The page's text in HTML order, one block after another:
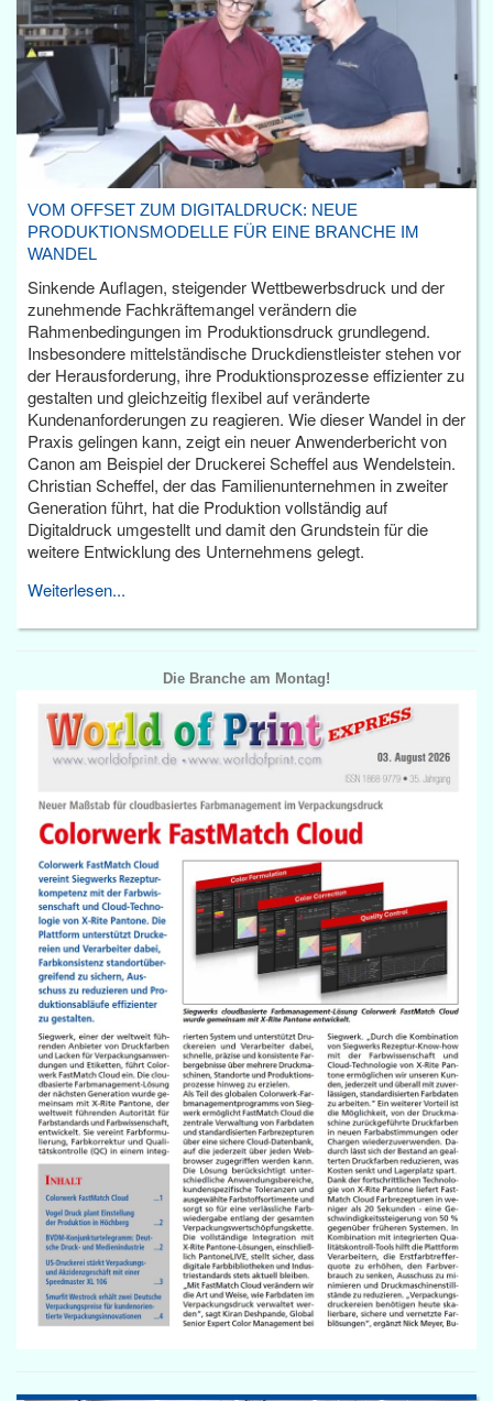
VOM OFFSET ZUM DIGITALDRUCK: NEUE
PRODUKTIONSMODELLE FÜR EINE BRANCHE IM
WANDEL
Sinkende Auflagen, steigender Wettbewerbsdruck und der
zunehmende Fachkräftemangel verändern die
Rahmenbedingungen im Produktionsdruck grundlegend.
Insbesondere mittelständische Druckdienstleister stehen vor
der Herausforderung, ihre Produktionsprozesse effizienter zu
gestalten und gleichzeitig flexibel auf veränderte
Kundenanforderungen zu reagieren. Wie dieser Wandel in der
Praxis gelingen kann, zeigt ein neuer Anwenderbericht von
Canon am Beispiel der Druckerei Scheffel aus Wendelstein.
Christian Scheffel, der das Familienunternehmen in zweiter
Generation führt, hat die Produktion vollständig auf
Digitaldruck umgestellt und damit den Grundstein für die
weitere Entwicklung des Unternehmens gelegt.
Weiterlesen...
Die Branche am Montag!